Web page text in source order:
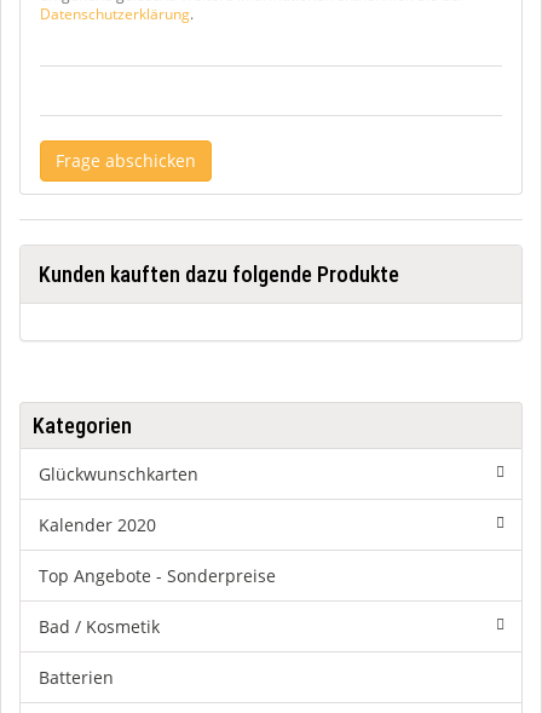
Datenschutzerklärung.
Frage abschicken
Kunden kauften dazu folgende Produkte
Kategorien
Glückwunschkarten
Kalender 2020
Top Angebote - Sonderpreise
Bad / Kosmetik
Batterien